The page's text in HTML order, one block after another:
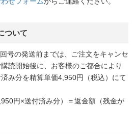
ついて
号の発送前までは、ご注文をキャンセ
読開始後に、お客様のご都合により
み分を精算単価4,950円（税込）にて
円×送付済み分）＝返金額（残金が